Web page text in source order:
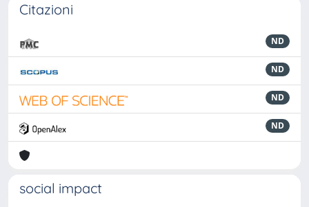
Citazioni
ND
ND
ND
ND
social impact